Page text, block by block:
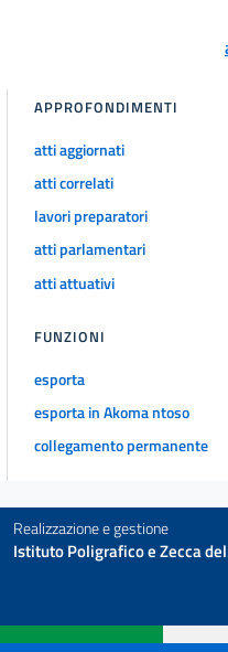
APPROFONDIMENTI
atti aggiornati
atti correlati
lavori preparatori
atti parlamentari
atti attuativi
FUNZIONI
esporta
esporta in Akoma ntoso
collegamento permanente
Realizzazione e gestione
Istituto Poligrafico e Zecca